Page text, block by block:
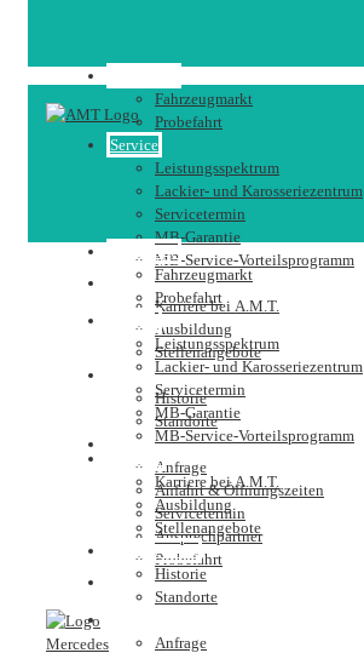
Fahrzeugmarkt
Probefahrt
Service
Leistungsspektrum
Lackier- und Karosseriezentrum
Servicetermin
MB-Garantie
MB-Service-Vorteilsprogramm
Karriere
Karriere bei A.M.T.
Ausbildung
Stellenangebote
Unternehmen
Historie
Standorte
Kontakt
Anfrage
Anfahrt & Öffnungszeiten
Servicetermin
Ansprechpartner
Probefahrt
Nutzfahrzeugzentrum
Fahrzeuge
Fahrzeugmarkt
Probefahrt
Leistungsspektrum
Lackier- und Karosseriezentrum
Servicetermin
MB-Garantie
MB-Service-Vorteilsprogramm
Karriere
Karriere bei A.M.T.
Ausbildung
Stellenangebote
Unternehmen
Historie
Standorte
Anfrage